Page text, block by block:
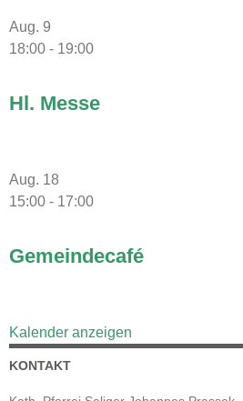
Aug. 9
18:00 - 19:00
Hl. Messe
Aug. 18
15:00 - 17:00
Gemeindecafé
Kalender anzeigen
KONTAKT